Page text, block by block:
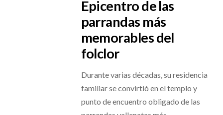
Epicentro de las
parrandas más
memorables del
folclor
Durante varias décadas, su residencia
familiar se convirtió en el templo y
punto de encuentro obligado de las